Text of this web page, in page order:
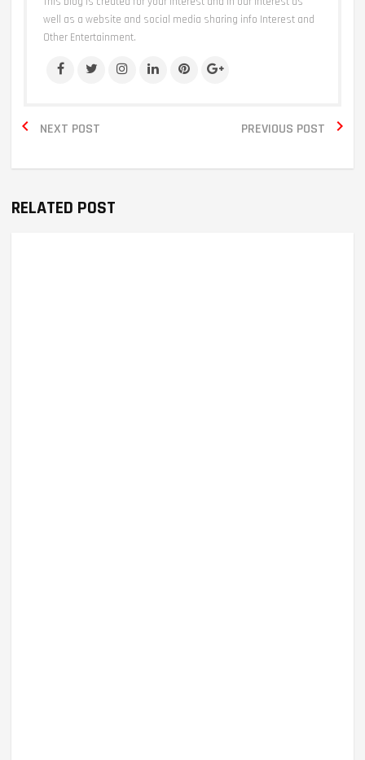
well as a website and social media sharing info Interest and
Other Entertainment.
NEXT POST
 PREVIOUS POST 
RELATED POST